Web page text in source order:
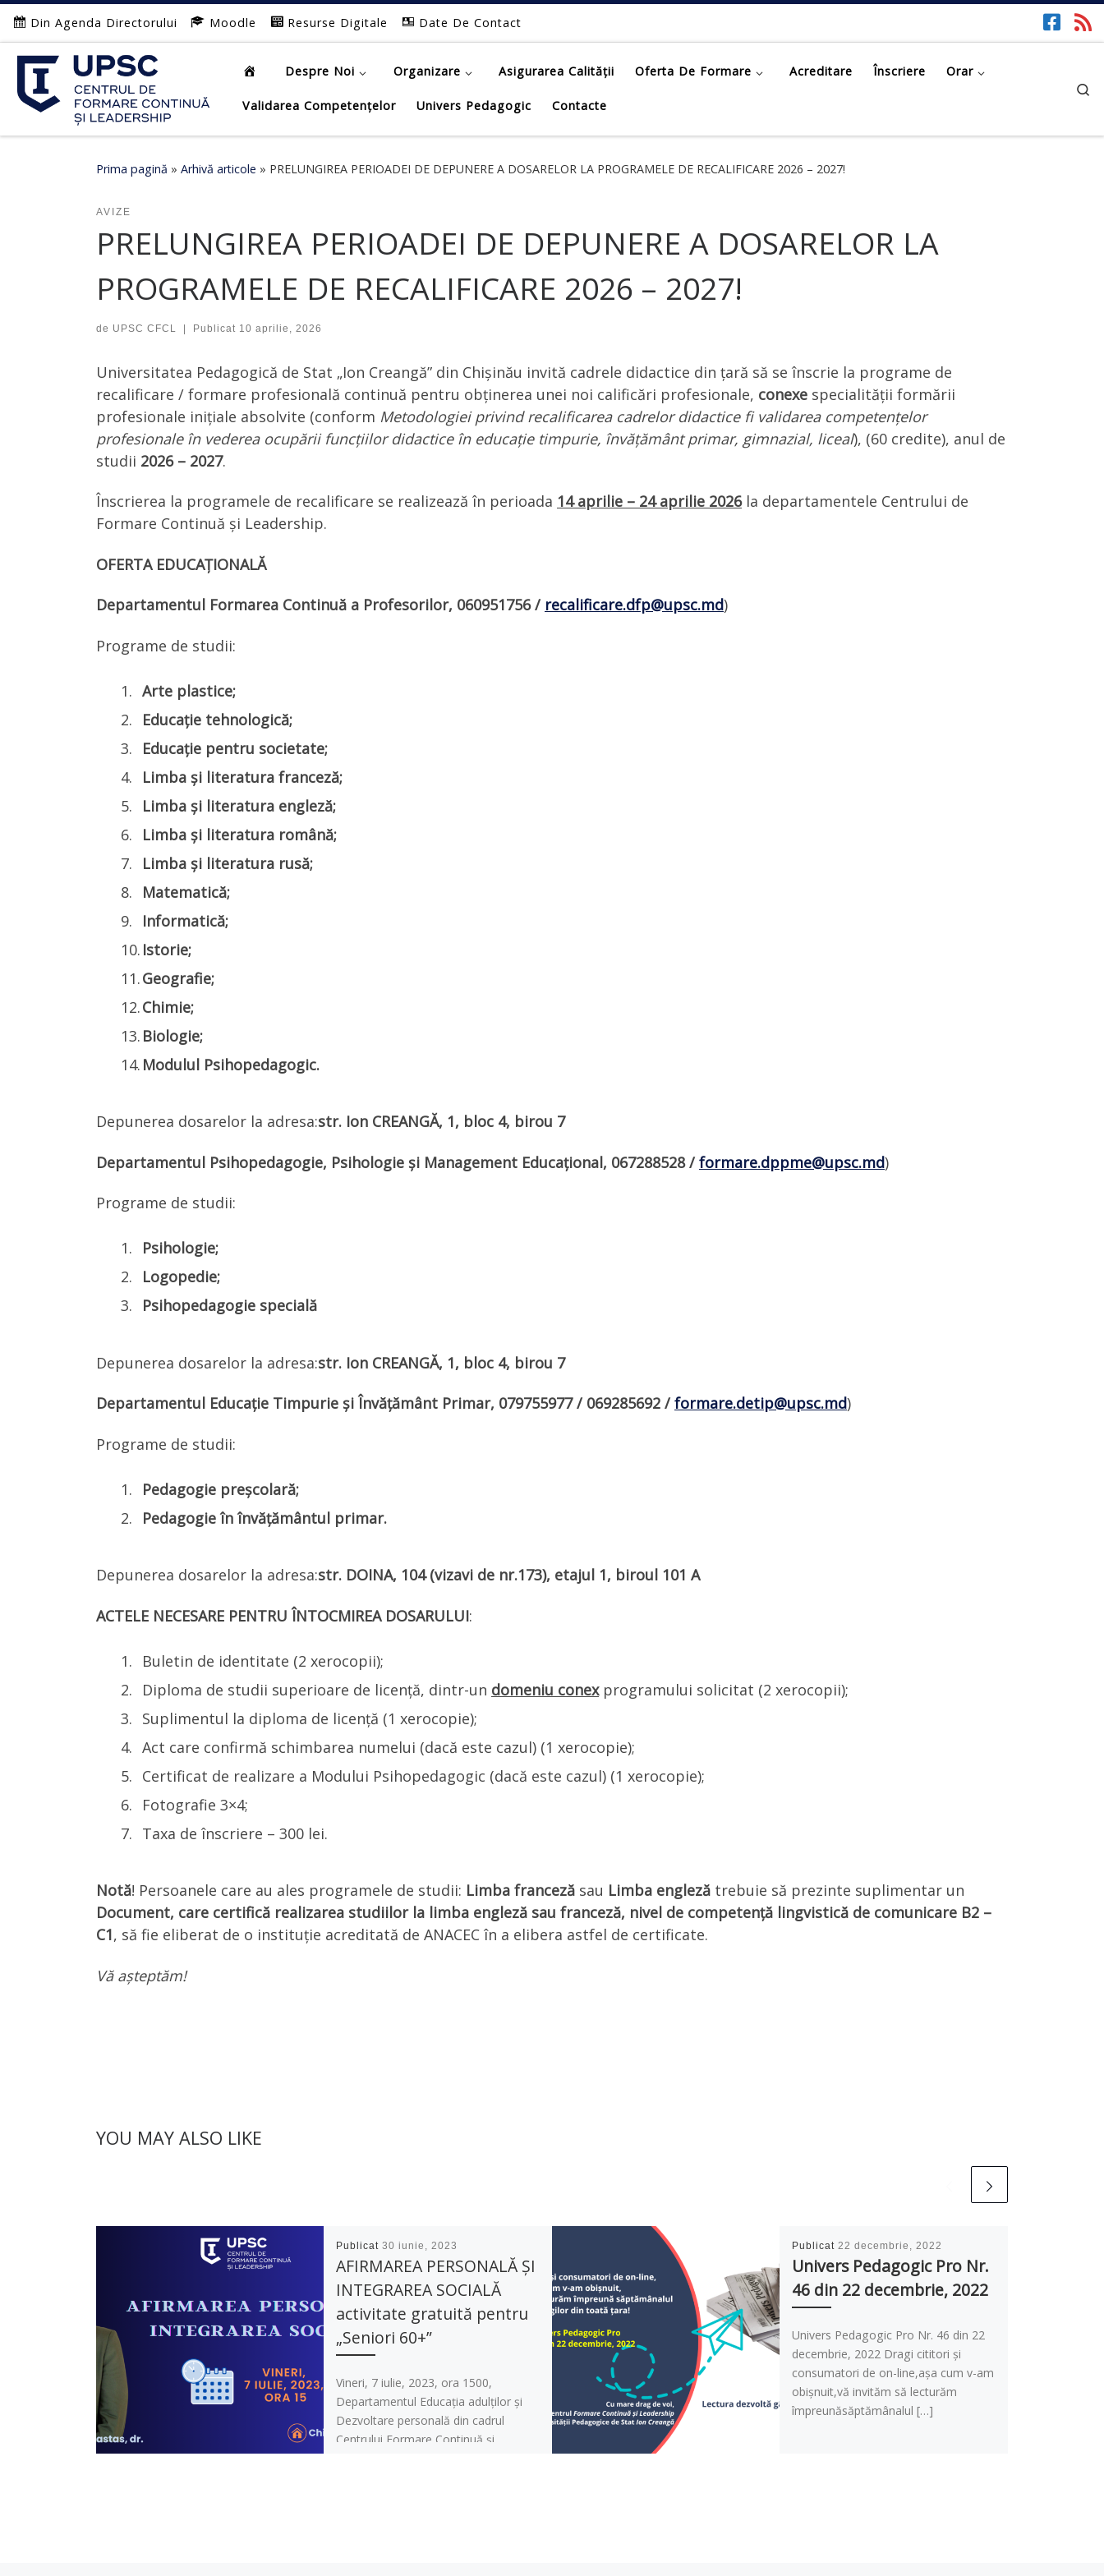
Afișează întregul conținut
Din Agenda Directorului Moodle Resurse Digitale Date De Contact
Despre Noi Organizare Asigurarea Calității Oferta De Formare Acreditare Înscriere Orar
Validarea Competențelor Univers Pedagogic Contacte
Prima pagină » Arhivă articole » PRELUNGIREA PERIOADEI DE DEPUNERE A DOSARELOR LA PROGRAMELE DE RECALIFICARE 2026 – 2027!
AVIZE
PRELUNGIREA PERIOADEI DE DEPUNERE A DOSARELOR LA
PROGRAMELE DE RECALIFICARE 2026 – 2027!
de UPSC CFCL | Publicat 10 aprilie, 2026
Universitatea Pedagogică de Stat „Ion Creangă” din Chișinău invită cadrele didactice din țară să se înscrie la programe de
recalificare / formare profesională continuă pentru obținerea unei noi calificări profesionale, conexe specialității formării
profesionale inițiale absolvite (conform Metodologiei privind recalificarea cadrelor didactice fi validarea competențelor
profesionale în vederea ocupării funcțiilor didactice în educație timpurie, învățământ primar, gimnazial, liceal), (60 credite), anul de
studii 2026 – 2027.
Înscrierea la programele de recalificare se realizează în perioada 14 aprilie – 24 aprilie 2026la departamentele Centrului de
Formare Continuă și Leadership.
OFERTA EDUCAȚIONALĂ
Departamentul Formarea Continuă a Profesorilor, 060951756/ recalificare.dfp@upsc.md)
Programe de studii:
Arte plastice;
Educație tehnologică;
Educație pentru societate;
Limba și literatura franceză;
Limba și literatura engleză;
Limba și literatura română;
Limba și literatura rusă;
Matematică;
Informatică;
Istorie;
Geografie;
Chimie;
Biologie;
Modulul Psihopedagogic.
Depunerea dosarelor la adresa:str. Ion CREANGĂ, 1, bloc 4, birou 7
Departamentul Psihopedagogie, Psihologie și Management Educațional, 067288528/formare.dppme@upsc.md)
Programe de studii:
Psihologie;
Logopedie;
Psihopedagogie specială
Depunerea dosarelor la adresa:str. Ion CREANGĂ, 1, bloc 4, birou 7
Departamentul Educație Timpurie și Învățământ Primar, 079755977 / 069285692 /formare.detip@upsc.md)
Programe de studii:
Pedagogie preșcolară;
Pedagogie în învățământul primar.
Depunerea dosarelor la adresa:str. DOINA, 104 (vizavi de nr.173), etajul 1, biroul 101 A
ACTELE NECESARE PENTRU ÎNTOCMIREA DOSARULUI:
Buletin de identitate (2 xerocopii);
Diploma de studii superioare de licență, dintr-un domeniu conex programului solicitat (2 xerocopii);
Suplimentul la diploma de licență (1 xerocopie);
Act care confirmă schimbarea numelui (dacă este cazul) (1 xerocopie);
Certificat de realizare a Modului Psihopedagogic (dacă este cazul) (1 xerocopie);
Fotografie 3×4;
Taxa de înscriere – 300 lei.
Notă! Persoanele care au ales programele de studii: Limba franceză sau Limba engleză trebuie să prezinte suplimentar un
Document, care certifică realizarea studiilor la limba engleză sau franceză, nivel de competență lingvistică de comunicare B2 –
C1, să fie eliberat de o instituție acreditată de ANACEC în a elibera astfel de certificate.
Vă așteptăm!
YOU MAY ALSO LIKE
Publicat 30 iunie, 2023
AFIRMAREA PERSONALĂ ȘI
INTEGRAREA SOCIALĂ
activitate gratuită pentru
„Seniori 60+”
Vineri, 7 iulie, 2023, ora 1500,
Departamentul Educația adulților și
Dezvoltare personală din cadrul
Centrului Formare Continuă și
Publicat 22 decembrie, 2022
Univers Pedagogic Pro Nr.
46 din 22 decembrie, 2022
Univers Pedagogic Pro Nr. 46 din 22
decembrie, 2022 Dragi cititori și
consumatori de on-line,așa cum v-am
obișnuit,vă invităm să lecturăm
împreunăsăptămânalul […]